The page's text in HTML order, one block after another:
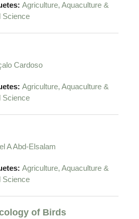
Agriculture, Aquaculture &
Science
Cardoso
Agriculture, Aquaculture &
Science
A Abd-Elsalam
Agriculture, Aquaculture &
Science
of Birds